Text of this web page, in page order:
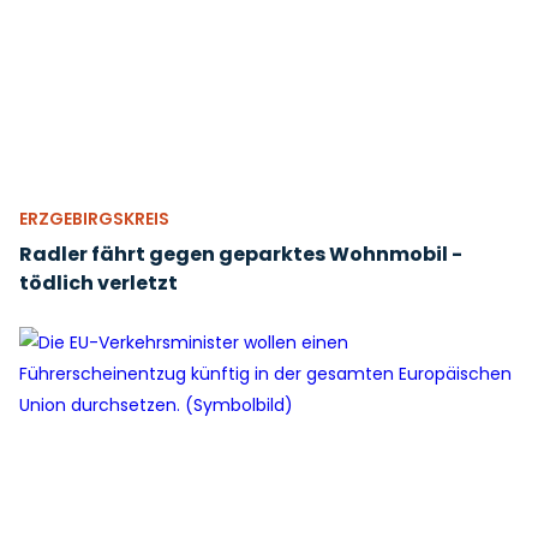
ERZGEBIRGSKREIS
Radler fährt gegen geparktes Wohnmobil -
tödlich verletzt